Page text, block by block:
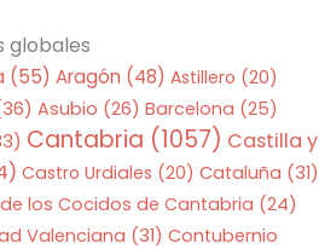
globales
(55) Aragón (48) Astillero (20)
Asubio (26) Barcelona (25)
Cantabria (1057) Castilla y
Castro Urdiales (20) Cataluña (31)
los Cocidos de Cantabria (24)
Valenciana (31) Contubernio